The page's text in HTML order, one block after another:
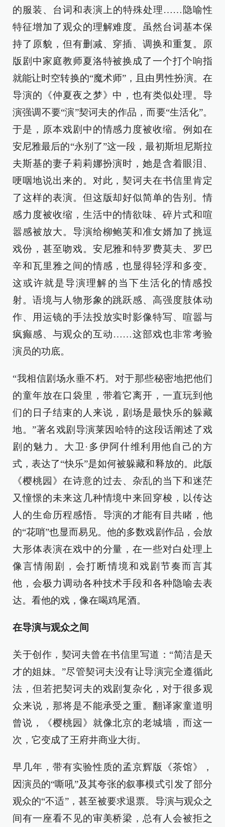
的服装、台词和表演上的特殊处理……隐喻性
特征增加了观众的理解难度。虽然台词基本保
持了原貌，但有删减、穿插、调换和重复。原
版剧中家庭教师夏洛特被换成了一个打个响指
就能让时空转换的“魔术师”，且由男性扮演。在
导演的《仲夏夜之梦》中，也有类似处理。导
演强调不要“演”契诃夫的作品，而要“生活化”。
于是，原本戏剧中的情感力度被收缩。例如在
安尼雅最后的“永别了”这一段，最初斯坦尼斯拉
夫斯基的妻子莉莉娜扮演时，她是含着眼泪、
哽咽地说出来的。对此，契诃夫在书信里肯定
了这样的表演。但这版却好似简单的告别。情
感力度被收缩，生活中的情欲味、碎片式和喧
嚣感被放大。导演给柳鲍芙和准女婿加了挑逗
戏份，甚至吻戏。安尼雅和特罗费莫夫、罗巴
辛和瓦里雅之间的情感，也显得轻浮和多变。
这或许就是导演理解的当下生活化的情感投
射。语境与人物形象的跳跃感、高强度肢体动
作、用运镜的手法投放实时影像特写、喧嚣与
疯癫感、与观众的互动……这部戏也非常考验
演员的功底。
“我相信剧场永垂不朽。对于那些秘密地把他们
的童年放在口袋里，带着它离开，一直玩到他
们的日子结束的人来说，剧场是最快乐的躲藏
地。”著名戏剧导演莱因哈特的这段话阐述了戏
剧的魅力。大卫·多伊阿什维利用他自己的方
式，表达了“快乐”是如何被躲藏和释放的。此版
《樱桃园》在诗意的过去、杂乱的当下和迷茫
又憧憬的未来这几种情境中来回穿梭，以传达
人的生命历程感悟。导演的才能有目共睹，他
的“花哨”也显而易见。他的多数戏剧作品，会放
大形体表演在戏中的分量，在一些对白处理上
像言情闹剧，会打断情境和戏剧节奏而言其
他，会极力调动各种技术手段和各种隐喻去表
达。看他的戏，像在喝鸡尾酒。
在导演与观众之间
关于创作，契诃夫曾在书信里写道：“简洁是天
才的姐妹。”尽管契诃夫没有让导演完全遵循此
法，但若把契诃夫的戏剧复杂化，对于很多观
众来说，那将是不能承受之重。翻译家童道明
曾说，《樱桃园》就像北京的老城墙，而这一
次，它变成了王府井商业大街。
早几年，带有实验性质的孟京辉版《茶馆》，
因演员的“嘶吼”及其夸张的叙事模式引发了部分
观众的“不适”，甚至被要求退票。导演与观众之
间有一座看不见的审美桥梁，总有人会被拒之